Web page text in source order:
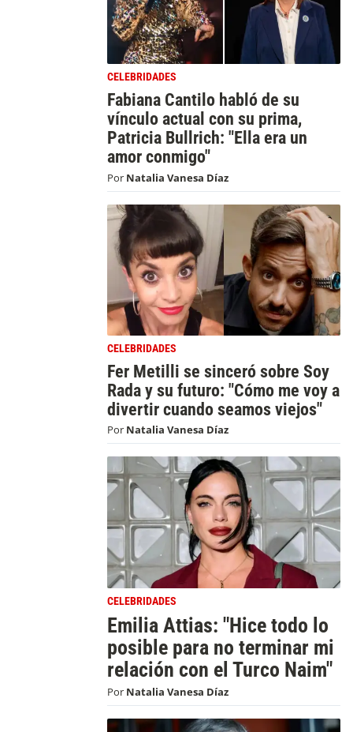
CELEBRIDADES
Fabiana Cantilo habló de su
vínculo actual con su prima,
Patricia Bullrich: "Ella era un
amor conmigo"
Por Natalia Vanesa Díaz
CELEBRIDADES
Fer Metilli se sinceró sobre Soy
Rada y su futuro: "Cómo me voy a
divertir cuando seamos viejos"
Por Natalia Vanesa Díaz
CELEBRIDADES
Emilia Attias: "Hice todo lo
posible para no terminar mi
relación con el Turco Naim"
Por Natalia Vanesa Díaz